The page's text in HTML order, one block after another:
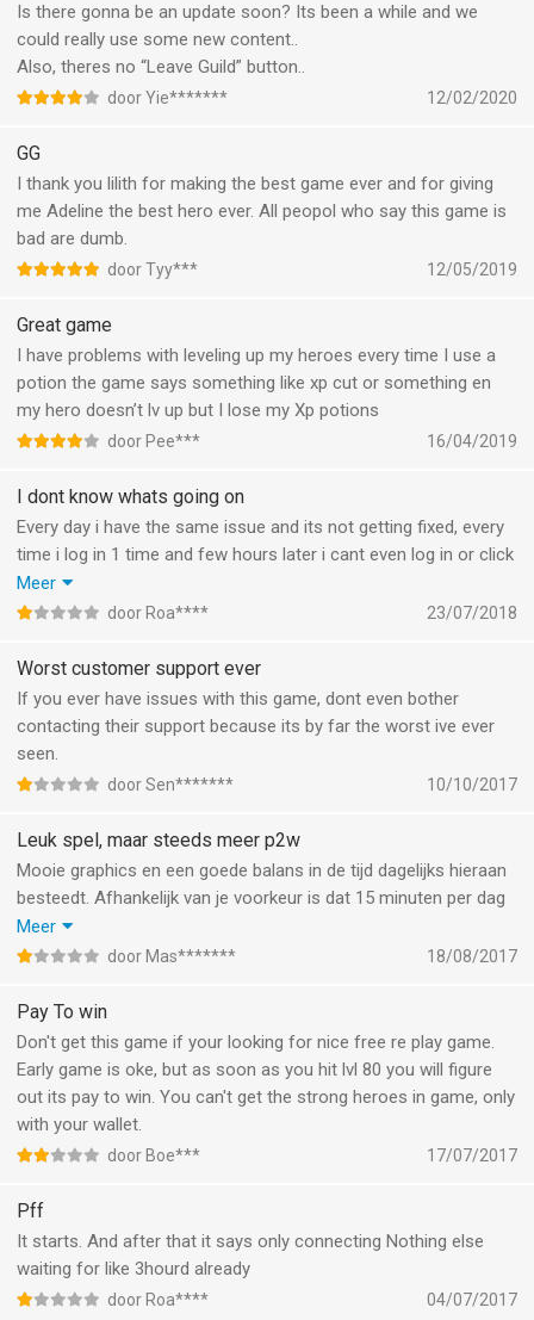
Is there gonna be an update soon? Its been a while and we
could really use some new content..
Also, theres no “Leave Guild” button..
door Yie******* 12/02/2020
GG
I thank you lilith for making the best game ever and for giving
me Adeline the best hero ever. All peopol who say this game is
bad are dumb.
door Tyy*** 12/05/2019
Great game
I have problems with leveling up my heroes every time I use a
potion the game says something like xp cut or something en
my hero doesn’t lv up but I lose my Xp potions
door Pee*** 16/04/2019
I dont know whats going on
Every day i have the same issue and its not getting fixed, every
time i log in 1 time and few hours later i cant even log in or click
on something cause i get automaticly you already have claimed
this reward and that is somethimg getting spammed so i cant
Meer
door Roa**** 23/07/2018
Worst customer support ever
If you ever have issues with this game, dont even bother
contacting their support because its by far the worst ive ever
seen.
door Sen******* 10/10/2017
Leuk spel, maar steeds meer p2w
Mooie graphics en een goede balans in de tijd dagelijks hieraan
besteedt. Afhankelijk van je voorkeur is dat 15 minuten per dag
of uren. Betalende klanten verkregen tot een maand geleden
een klein, maar acceptabel voordeel.
Mensen die 100 euro plus per maand uitgeven zijn
onverslaanbaar geworden. Ik zou het 5* gegeven hebben, maar
door de verandering, maar 1*
Meer
door Mas******* 18/08/2017
Pay To win
Don't get this game if your looking for nice free re play game.
Early game is oke, but as soon as you hit lvl 80 you will figure
out its pay to win. You can't get the strong heroes in game, only
with your wallet.
door Boe*** 17/07/2017
Pff
It starts. And after that it says only connecting Nothing else
waiting for like 3hourd already
door Roa**** 04/07/2017